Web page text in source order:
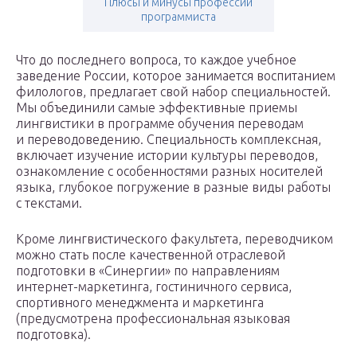
программиста
Что до последнего вопроса, то каждое учебное
заведение России, которое занимается воспитанием
филологов, предлагает свой набор специальностей.
Мы объединили самые эффективные приемы
лингвистики в программе обучения переводам
и переводоведению. Специальность комплексная,
включает изучение истории культуры переводов,
ознакомление с особенностями разных носителей
языка, глубокое погружение в разные виды работы
с текстами.
Кроме лингвистического факультета, переводчиком
можно стать после качественной отраслевой
подготовки в «Синергии» по направлениям
интернет-маркетинга, гостиничного сервиса,
спортивного менеджмента и маркетинга
(предусмотрена профессиональная языковая
подготовка).